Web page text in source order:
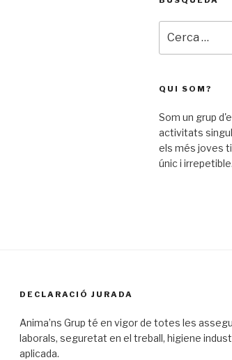
QUI SOM?
Som un grup
activitats
els més joves
únic i irrepetible.
DECLARACIÓ JURADA
Anima’ns Grup té en vigor de totes les
laborals, seguretat en el treball, higiene
aplicada.